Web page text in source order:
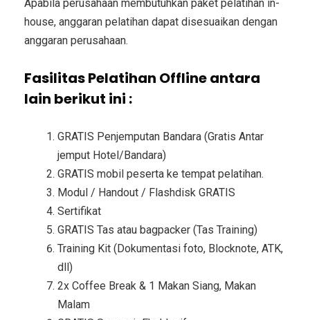
Apabila perusahaan membutuhkan paket pelatihan in-
house, anggaran pelatihan dapat disesuaikan dengan
anggaran perusahaan.
Fasilitas Pelatihan Offline antara
lain berikut ini :
GRATIS Penjemputan Bandara (Gratis Antar
jemput Hotel/Bandara)
GRATIS mobil peserta ke tempat pelatihan.
Modul / Handout / Flashdisk GRATIS
Sertifikat
GRATIS Tas atau bagpacker (Tas Training)
Training Kit (Dokumentasi foto, Blocknote, ATK,
dll)
2x Coffee Break & 1 Makan Siang, Makan
Malam